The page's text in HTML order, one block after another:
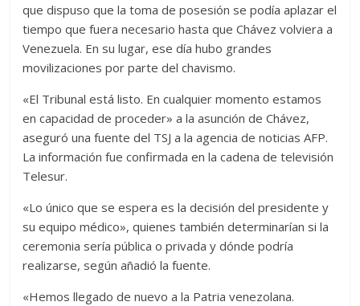
que dispuso que la toma de posesión se podía aplazar el
tiempo que fuera necesario hasta que Chávez volviera a
Venezuela. En su lugar, ese día hubo grandes
movilizaciones por parte del chavismo.
«El Tribunal está listo. En cualquier momento estamos
en capacidad de proceder» a la asunción de Chávez,
aseguró una fuente del TSJ a la agencia de noticias AFP.
La información fue confirmada en la cadena de televisión
Telesur.
«Lo único que se espera es la decisión del presidente y
su equipo médico», quienes también determinarían si la
ceremonia sería pública o privada y dónde podría
realizarse, según añadió la fuente.
«Hemos llegado de nuevo a la Patria venezolana.